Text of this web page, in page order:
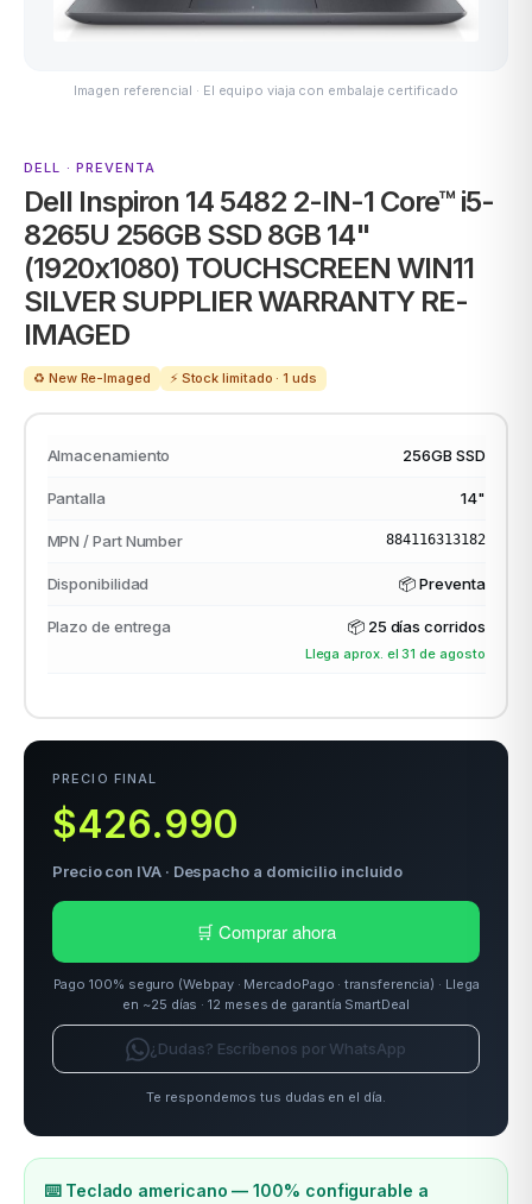
→
Imagen referencial · El equipo viaja con embalaje certificado
DELL · PREVENTA
Dell Inspiron 14 5482 2-IN-1 Core™ i5-
8265U 256GB SSD 8GB 14"
(1920x1080) TOUCHSCREEN WIN11
SILVER SUPPLIER WARRANTY RE-
IMAGED
♻️ New Re-Imaged ⚡ Stock limitado · 1 uds
Almacenamiento 256GB SSD
Pantalla 14"
MPN / Part Number 884116313182
Disponibilidad 📦 Preventa
Plazo de entrega 📦 25 días corridos
Llega aprox. el 31 de agosto
PRECIO FINAL
$426.990
Precio con IVA · Despacho a domicilio incluido
🛒 Comprar ahora
Pago 100% seguro (Webpay · MercadoPago · transferencia) · Llega
en ~25 días · 12 meses de garantía SmartDeal
¿Dudas? Escríbenos por WhatsApp
Te respondemos tus dudas en el día.
⌨️ Teclado americano — 100% configurable a